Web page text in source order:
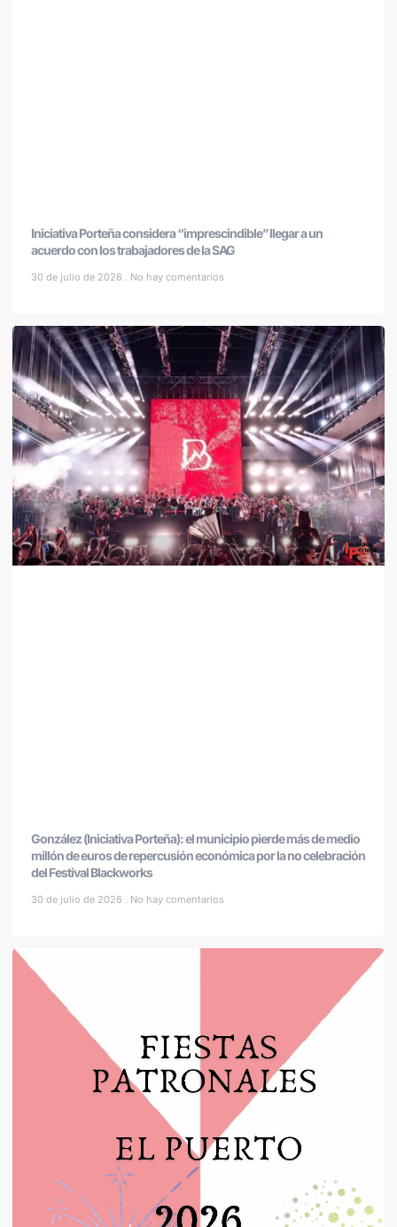
Iniciativa Porteña considera “imprescindible” llegar a un
acuerdo con los trabajadores de la SAG
30 de julio de 2026 No hay comentarios
González (Iniciativa Porteña): el municipio pierde más de medio
millón de euros de repercusión económica por la no celebración
del Festival Blackworks
30 de julio de 2026 No hay comentarios